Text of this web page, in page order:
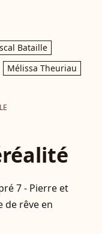
Bataille
Mélissa Theuriau
7 - Pierre et
de rêve en